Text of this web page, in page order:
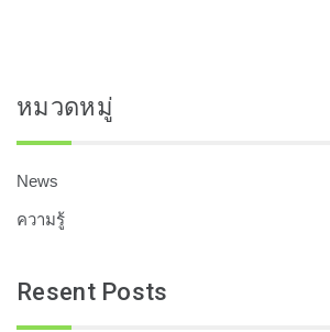
หมวดหมู่
News
ความรู้
Resent Posts